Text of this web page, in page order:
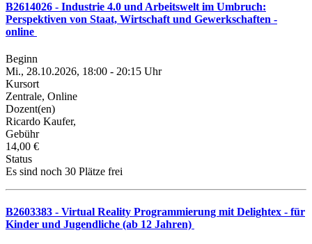
B2614026 - Industrie 4.0 und Arbeitswelt im Umbruch:
Perspektiven von Staat, Wirtschaft und Gewerkschaften -
online
Beginn
Mi., 28.10.2026, 18:00 - 20:15 Uhr
Kursort
Zentrale, Online
Dozent(en)
Ricardo Kaufer,
Gebühr
14,00 €
Status
Es sind noch 30 Plätze frei
B2603383 - Virtual Reality Programmierung mit Delightex - für
Kinder und Jugendliche (ab 12 Jahren)